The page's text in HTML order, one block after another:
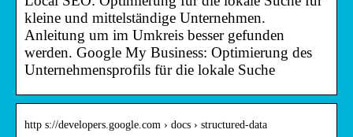
kleine und mittelständige Unternehmen.
Anleitung um im Umkreis besser gefunden
werden. Google My Business: Optimierung des
Unternehmensprofils für die lokale Suche
http s://developers.google.com › docs › structured-data